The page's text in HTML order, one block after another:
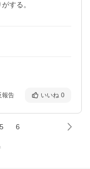
する。
報告 いいね 0
5 6